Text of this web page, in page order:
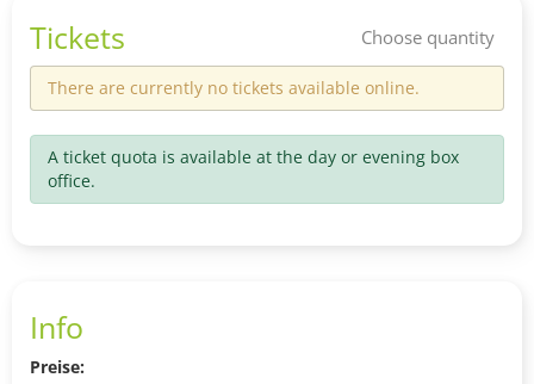
Tickets Choose quantity
There are currently no tickets available online.
A ticket quota is available at the day or evening box
office.
Info
Preise: